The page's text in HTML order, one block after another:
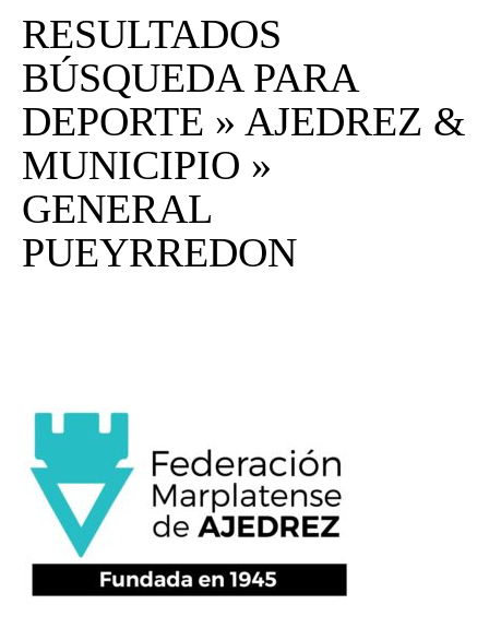
RESULTADOS
BÚSQUEDA PARA
DEPORTE » AJEDREZ &
MUNICIPIO »
GENERAL
PUEYRREDON